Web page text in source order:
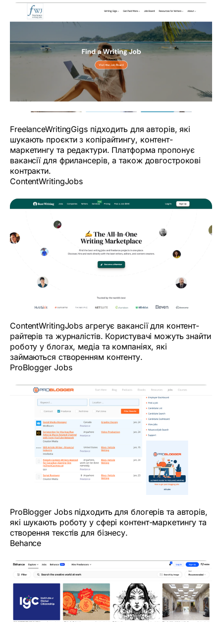
FreelanceWritingGigs підходить для авторів, які
шукають проєкти з копірайтингу, контент-
маркетингу та редактури. Платформа пропонує
вакансії для фрилансерів, а також довгострокові
контракти.
ContentWritingJobs
ContentWritingJobs агрегує вакансії для контент-
райтерів та журналістів. Користувачі можуть знайти
роботу у блогах, медіа та компаніях, які
займаються створенням контенту.
ProBlogger Jobs
ProBlogger Jobs підходить для блогерів та авторів,
які шукають роботу у сфері контент-маркетингу та
створення текстів для бізнесу.
Behance